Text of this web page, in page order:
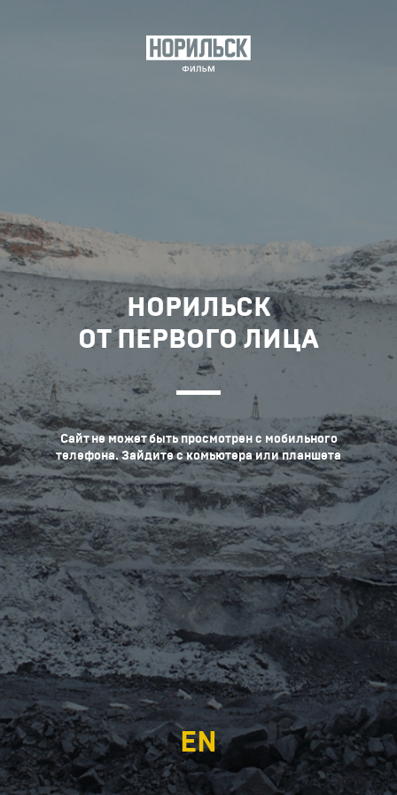
НОРИЛЬСК
ОТ ПЕРВОГО ЛИЦА
Сайт не может быть просмотрен с мобильного
телефона. Зайдите с комьютера или планшета
EN